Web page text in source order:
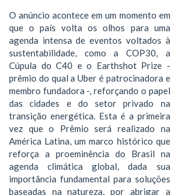
O anúncio acontece em um momento em
que o país volta os olhos para uma
agenda intensa de eventos voltados à
sustentabilidade, como a COP30, a
Cúpula do C40 e o Earthshot Prize -
prêmio do qual a Uber é patrocinadora e
membro fundadora -, reforçando o papel
das cidades e do setor privado na
transição energética. Esta é a primeira
vez que o Prêmio será realizado na
América Latina, um marco histórico que
reforça a proeminência do Brasil na
agenda climática global, dada sua
importância fundamental para soluções
baseadas na natureza, por abrigar a